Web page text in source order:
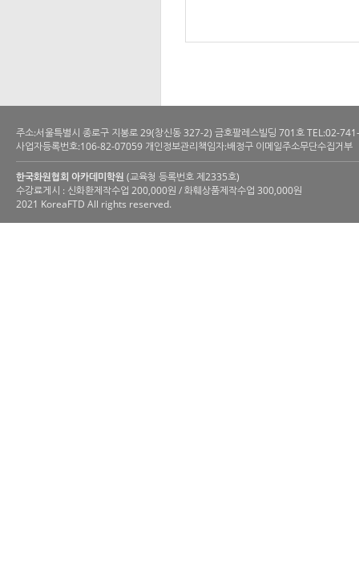
주소:서울특별시 종로구 지봉로 29(창신동 327-2) 금호팔레스빌딩 701호
사업자등록번호:106-82-07059 개인정보관리책임자:배정구 이메일주소무단수집거부
한국화원협회 아카데미학원 (교육청 등록번호 제2335호)
수강료게시 : 신화환제작수업 200,000원 / 화훼상품제작수업 300,000원
2021 KoreaFTD All rights reserved.